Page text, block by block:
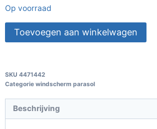
Op voorraad
Toevoegen aan winkelwagen
SKU 4471442
Categorie windscherm parasol
Beschrijving